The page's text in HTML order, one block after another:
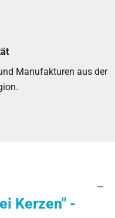
Manufakturen aus der
Element 1
zu Element 2
zu Element 3
Kerzen" -